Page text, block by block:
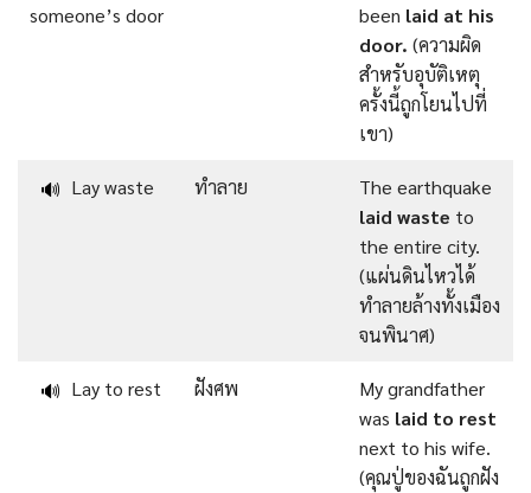
someone’s door
been laid at his
door. (ความผิด
สำหรับอุบัติเหตุ
ครั้งนี้ถูกโยนไปที่
เขา)
🔊 Lay waste ทำลาย
The earthquake
laid waste to
the entire city.
(แผ่นดินไหวได้
ทำลายล้างทั้งเมือง
จนพินาศ)
🔊 Lay to rest ฝังศพ
My grandfather
was laid to rest
next to his wife.
(คุณปู่ของฉันถูกฝัง